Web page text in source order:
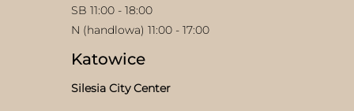
SB 11:00 - 18:00
N (handlowa) 11:00 - 17:00
Katowice
Silesia City Center